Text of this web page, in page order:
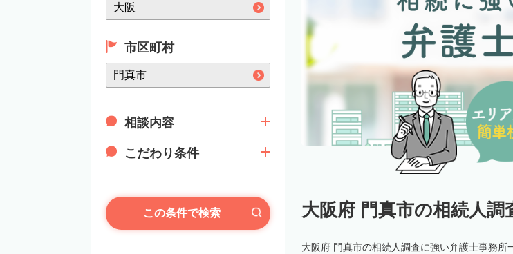
市区町村
相談内容
こだわり条件
この条件で検索 大阪府 門真市の相続人
大阪府 門真市の相続人調査に強い弁護士事務